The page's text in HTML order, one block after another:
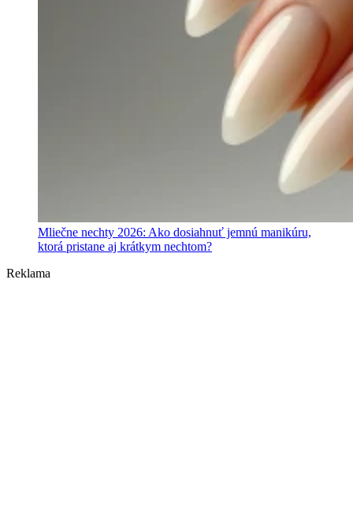
Mliečne nechty 2026: Ako dosiahnuť jemnú manikúru,
ktorá pristane aj krátkym nechtom?
Reklama